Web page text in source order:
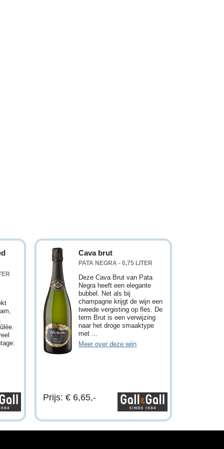
Cava brut
PATA NEGRA - 0,75 LITER
Deze Cava Brut van Pata
Negra heeft een elegante
bubbel. Net als bij
champagne krijgt de wijn een
tweede vergisting op fles. De
term Brut is een verwijzing
naar het droge smaaktype
met ...
Meer over deze wijn
Prijs: € 6,65,-